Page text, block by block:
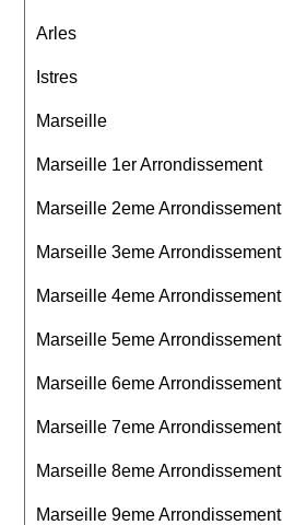
Arles
Istres
Marseille
Marseille 1er Arrondissement
Marseille 2eme Arrondissement
Marseille 3eme Arrondissement
Marseille 4eme Arrondissement
Marseille 5eme Arrondissement
Marseille 6eme Arrondissement
Marseille 7eme Arrondissement
Marseille 8eme Arrondissement
Marseille 9eme Arrondissement